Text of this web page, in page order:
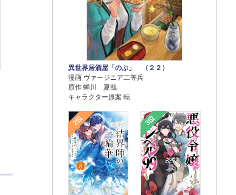
異世界居酒屋「のぶ」 （２２）
漫画 ヴァージニア二等兵
原作 蝉川 夏哉
キャラクター原案 転
2位 3位